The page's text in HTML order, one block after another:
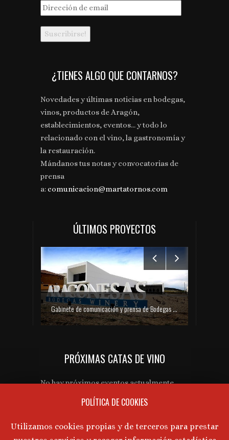
Dirección
de
email
¿TIENES ALGO QUE CONTARNOS?
Novedades y últimas noticias en bodegas,
vinos, productos de Aragón,
establecimientos, eventos... y todo lo
relacionado con el vino, la gastronomía y
la restauración.
Mándanos tus notas y convocatorias de
prensa
a: comunicacion@martatornos.com
ÚLTIMOS PROYECTOS
Gabinete de comunicación y prensa de Bodegas Aragonesas – Nuevo espacio Terroir – Garnacha
PRÓXIMAS CATAS DE VINO
No hay próximos eventos actualmente.
AVISO LEGAL
POLÍTICA DE COOKIES
Utilizamos cookies propias y de terceros para prestar